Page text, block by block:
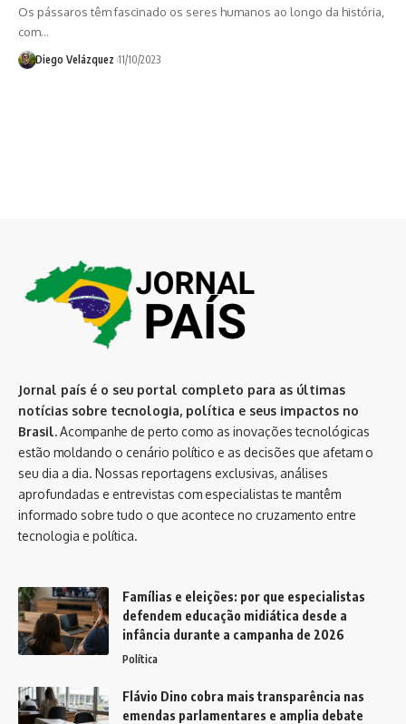
Os pássaros têm fascinado os seres humanos ao longo da história,
com…
Diego Velázquez 11/10/2023
Jornal país é o seu portal completo para as últimas
notícias sobre tecnologia, política e seus impactos no
Brasil.Acompanhe de perto como as inovações tecnológicas
estão moldando o cenário político e as decisões que afetam o
seu dia a dia. Nossas reportagens exclusivas, análises
aprofundadas e entrevistas com especialistas te mantêm
informado sobre tudo o que acontece no cruzamento entre
tecnologia e política.
Famílias e eleições: por que especialistas
defendem educação midiática desde a
infância durante a campanha de 2026
Política
Flávio Dino cobra mais transparência nas
emendas parlamentares e amplia debate